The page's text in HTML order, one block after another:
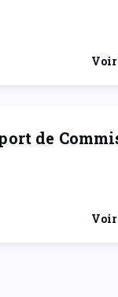
1975
Voir
de
1975
Voir